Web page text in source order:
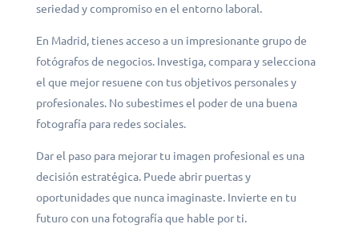
seriedad y compromiso en el entorno laboral.
En Madrid, tienes acceso a un impresionante grupo de
fotógrafos de negocios. Investiga, compara y selecciona
el que mejor resuene con tus objetivos personales y
profesionales. No subestimes el poder de una buena
fotografía para redes sociales.
Dar el paso para mejorar tu imagen profesional es una
decisión estratégica. Puede abrir puertas y
oportunidades que nunca imaginaste. Invierte en tu
futuro con una fotografía que hable por ti.